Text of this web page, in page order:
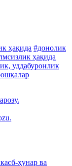
ҳақида #донолик
ҳақида
уддабуронлик
ҳунар ва